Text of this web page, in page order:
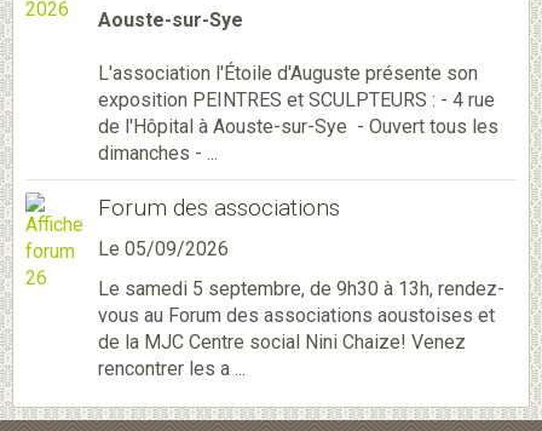
Aouste-sur-Sye
L'association l'Étoile d'Auguste présente son
exposition PEINTRES et SCULPTEURS : - 4 rue
de l'Hôpital à Aouste-sur-Sye - Ouvert tous les
dimanches - ...
Forum des associations
Le 05/09/2026
Le samedi 5 septembre, de 9h30 à 13h, rendez-
vous au Forum des associations aoustoises et
de la MJC Centre social Nini Chaize! Venez
rencontrer les a ...